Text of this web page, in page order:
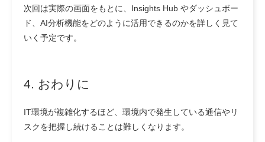
次回は実際の画面をもとに、Insights Hub やダッシュボー
ド、AI分析機能をどのように活用できるのかを詳しく見て
いく予定です。
4. おわりに
IT環境が複雑化するほど、環境内で発生している通信やリ
スクを把握し続けることは難しくなります。